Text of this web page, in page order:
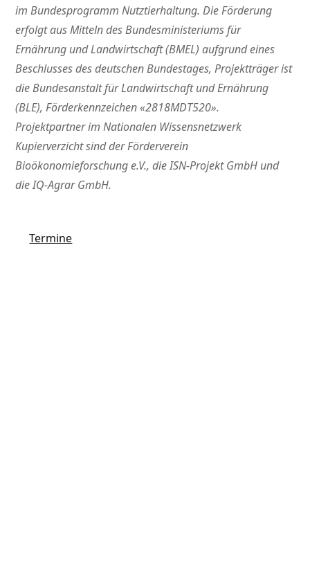
im Bundesprogramm Nutztierhaltung. Die Förderung
erfolgt aus Mitteln des Bundesministeriums für
Ernährung und Landwirtschaft (BMEL) aufgrund eines
Beschlusses des deutschen Bundestages, Projektträger ist
die Bundesanstalt für Landwirtschaft und Ernährung
(BLE), Förderkennzeichen «2818MDT520».
Projektpartner im Nationalen Wissensnetzwerk
Kupierverzicht sind der Förderverein
Bioökonomieforschung e.V., die ISN-Projekt GmbH und
die IQ-Agrar GmbH.
Termine